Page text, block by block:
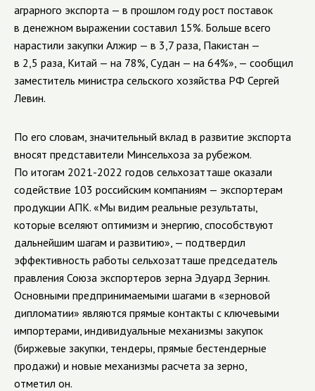
аграрного экспорта — в прошлом году рост поставок
в денежном выражении составил 15%. Больше всего
нарастили закупки Алжир — в 3,7 раза, Пакистан —
в 2,5 раза, Китай — на 78%, Судан — на 64%», — сообщил
заместитель министра сельского хозяйства РФ Сергей
Левин.
По его словам, значительный вклад в развитие экспорта
вносят представители Минсельхоза за рубежом.
По итогам 2021-2022 годов сельхозатташе оказали
содействие 103 российским компаниям — экспортерам
продукции АПК. «Мы видим реальные результаты,
которые вселяют оптимизм и энергию, способствуют
дальнейшим шагам и развитию», — подтвердил
эффективность работы сельхозатташе председатель
правления Союза экспортеров зерна Эдуард Зернин.
Основными предпринимаемыми шагами в «зерновой
дипломатии» являются прямые контакты с ключевыми
импортерами, индивидуальные механизмы закупок
(биржевые закупки, тендеры, прямые бестендерные
продажи) и новые механизмы расчета за зерно,
отметил он.